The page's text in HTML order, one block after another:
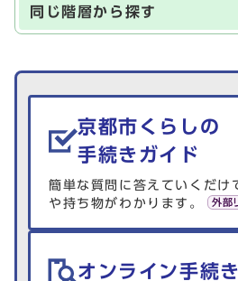
同じ階層から探す
生活情報を探す
京都市くらしの
手続きガイド
簡単な質問に答えていくだけ
や持ち物がわかります。
オンライン手続